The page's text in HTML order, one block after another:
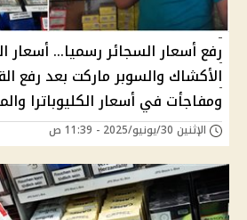
رفع أسعار السجائر رسميا... أسعار
الأكشاك والسوبر ماركت بعد رفع
ومفاجأت في أسعار الكليوباترا
الإثنين 30/يونيو/2025 - 11:39 ص